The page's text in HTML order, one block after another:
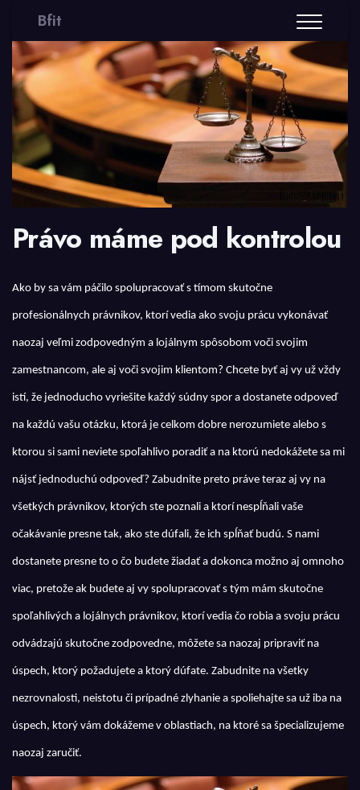
Bfit
Právo máme pod kontrolou
Ako by sa vám páčilo spolupracovať s tímom skutočne
profesionálnych právnikov, ktorí vedia ako svoju prácu vykonávať
naozaj veľmi zodpovedným a lojálnym spôsobom voči svojim
zamestnancom, ale aj voči svojim klientom? Chcete byť aj vy už vždy
istí, že jednoducho vyriešite každý súdny spor a dostanete odpoveď
na každú vašu otázku, ktorá je celkom dobre nerozumiete alebo s
ktorou si sami neviete spoľahlivo poradiť a na ktorú nedokážete sa mi
nájsť jednoduchú odpoveď? Zabudnite preto práve teraz aj vy na
všetkých právnikov, ktorých ste poznali a ktorí nespĺňali vaše
očakávanie presne tak, ako ste dúfali, že ich spĺňať budú. S nami
dostanete presne to o čo budete žiadať a dokonca možno aj omnoho
viac, pretože ak budete aj vy spolupracovať s tým mám skutočne
spoľahlivých a lojálnych právnikov, ktorí vedia čo robia a svoju prácu
odvádzajú skutočne zodpovedne, môžete sa naozaj pripraviť na
úspech, ktorý požadujete a ktorý dúfate. Zabudnite na všetky
nezrovnalosti, neistotu či prípadné zlyhanie a spoliehajte sa už iba na
úspech, ktorý vám dokážeme v oblastiach, na ktoré sa špecializujeme
naozaj zaručiť.